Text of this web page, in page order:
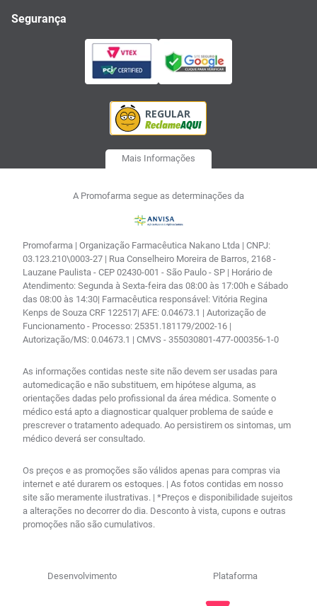
Segurança
Mais Informações
A Promofarma segue as determinações da
Promofarma | Organização Farmacêutica Nakano Ltda | CNPJ:
03.123.210\0003-27 | Rua Conselheiro Moreira de Barros, 2168 -
Lauzane Paulista - CEP 02430-001 - São Paulo - SP | Horário de
Atendimento: Segunda à Sexta-feira das 08:00 às 17:00h e Sábado
das 08:00 às 14:30| Farmacêutica responsável: Vitória Regina
Kenps de Souza CRF 122517| AFE: 0.04673.1 | Autorização de
Funcionamento - Processo: 25351.181179/2002-16 |
Autorização/MS: 0.04673.1 | CMVS - 355030801-477-000356-1-0
As informações contidas neste site não devem ser usadas para
automedicação e não substituem, em hipótese alguma, as
orientações dadas pelo profissional da área médica. Somente o
médico está apto a diagnosticar qualquer problema de saúde e
prescrever o tratamento adequado. Ao persistirem os sintomas, um
médico deverá ser consultado.
Os preços e as promoções são válidos apenas para compras via
internet e até durarem os estoques. | As fotos contidas em nosso
site são meramente ilustrativas. | *Preços e disponibilidade sujeitos
a alterações no decorrer do dia. Desconto à vista, cupons e outras
promoções não são cumulativos.
Desenvolvimento Plataforma